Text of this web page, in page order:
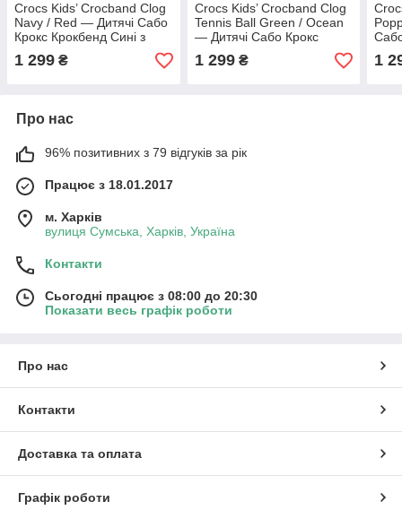
Crocs Kids’ Crocband Clog
Navy / Red — Дитячі Сабо
Крокс Крокбенд Сині з
Червоним | Оригінал
1 299 ₴
Crocs Kids’ Crocband Clog
Tennis Ball Green / Ocean
— Дитячі Сабо Крокс
Крокбенд Лаймово-
Бірюзові | Оригінал
1 299₴ 1
Про нас
96% позитивних з 79 відгуків за рік
Працює з 18.01.2017
м. Харків
вулиця Сумська, Харків, Україна
Контакти
Сьогодні працює з 08:00 до 20:30
Показати весь графік роботи
Про нас
Контакти
Доставка та оплата
Графік роботи